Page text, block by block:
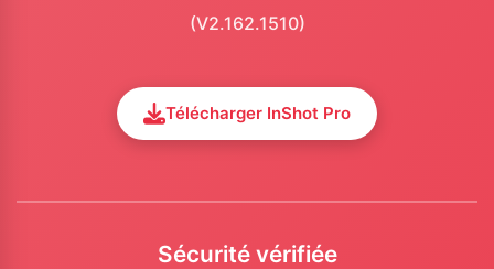
(V2.162.1510)
Télécharger InShot Pro
Sécurité vérifiée